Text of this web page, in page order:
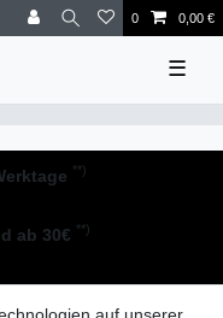
0 0,00 €
☰
**)
ab 30€ **)